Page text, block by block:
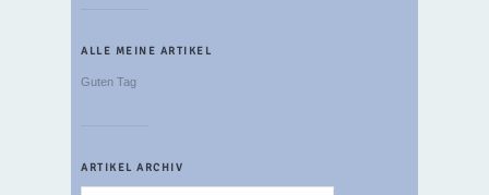
ALLE MEINE ARTIKEL
Guten Tag
ARTIKEL ARCHIV